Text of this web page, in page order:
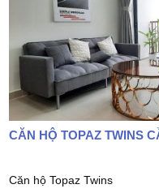
CĂN HỘ TOPAZ TWINS
Căn hộ Topaz Twins